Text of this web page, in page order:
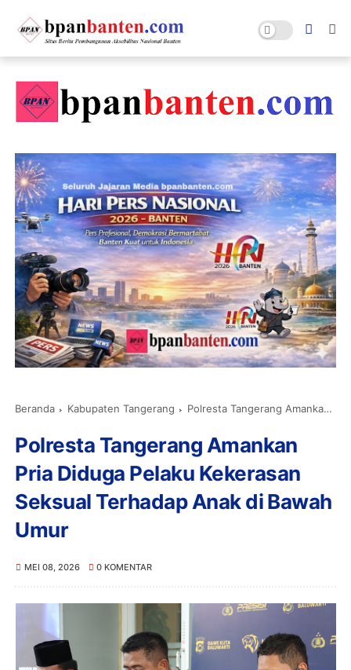
Beranda Kabupaten Tangerang Polresta Tangerang Amankan Pria Diduga Pelaku Kekerasan Seksual Terhadap Anak di Bawah Umur
Polresta Tangerang Amankan
Pria Diduga Pelaku Kekerasan
Seksual Terhadap Anak di Bawah
Umur
MEI 08, 2026 0 KOMENTAR